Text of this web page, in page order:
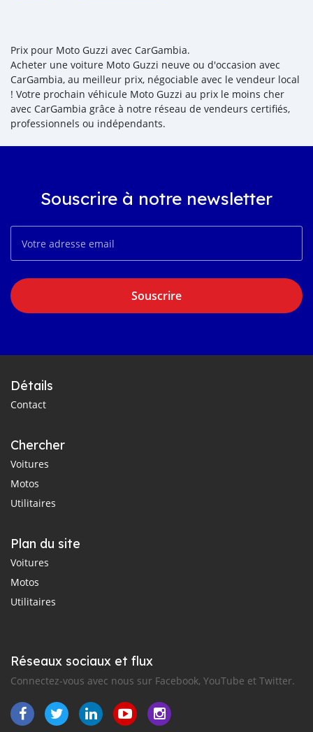
Prix pour Moto Guzzi avec CarGambia.
Acheter une voiture Moto Guzzi neuve ou d'occasion avec
CarGambia, au meilleur prix, négociable avec le vendeur local
! Votre prochain véhicule Moto Guzzi au prix le moins cher
avec CarGambia grâce à notre réseau de vendeurs certifiés,
professionnels ou indépendants.
Souscrire à notre newsletter
Souscrire
Détails
Contact
Chercher
Voitures
Motos
Utilitaires
Plan du site
Voitures
Motos
Utilitaires
Réseaux sociaux et flux
Connectez-vous avec nous sur Facebook, YouTube et Twitter.